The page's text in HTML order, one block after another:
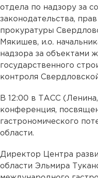
отдела по надзору за
законодательства,
прокуратуры
Мякишев, и.о.
надзора за объектами
государственного
контроля
В 12:00 в ТАСС
конференция,
гастрономического
области.
Директор Центра
области Эльмира